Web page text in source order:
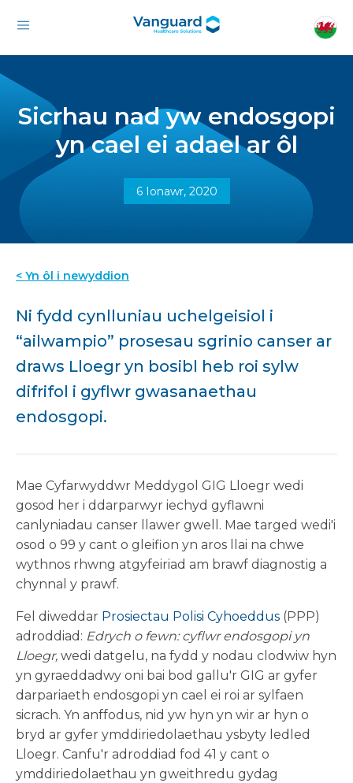
Sicrhau nad yw endosgopi
yn cael ei adael ar ôl
6 Ionawr, 2020
< Yn ôl i newyddion
Ni fydd cynlluniau uchelgeisiol i
“ailwampio” prosesau sgrinio canser ar
draws Lloegr yn bosibl heb roi sylw
difrifol i gyflwr gwasanaethau
endosgopi.
Mae Cyfarwyddwr Meddygol GIG Lloegr wedi
gosod her i ddarparwyr iechyd gyflawni
canlyniadau canser llawer gwell. Mae targed wedi'i
osod o 99 y cant o gleifion yn aros llai na chwe
wythnos rhwng atgyfeiriad am brawf diagnostig a
chynnal y prawf.
Fel diweddar Prosiectau Polisi Cyhoeddus (PPP)
adroddiad: Edrych o fewn: cyflwr endosgopi yn
Lloegr, wedi datgelu, na fydd y nodau clodwiw hyn
yn gyraeddadwy oni bai bod gallu'r GIG ar gyfer
darpariaeth endosgopi yn cael ei roi ar sylfaen
sicrach. Yn anffodus, nid yw hyn yn wir ar hyn o
bryd ar gyfer ymddiriedolaethau ysbyty ledled
Lloegr. Canfu'r adroddiad fod 41 y cant o
ymddiriedolaethau yn gweithredu gydag